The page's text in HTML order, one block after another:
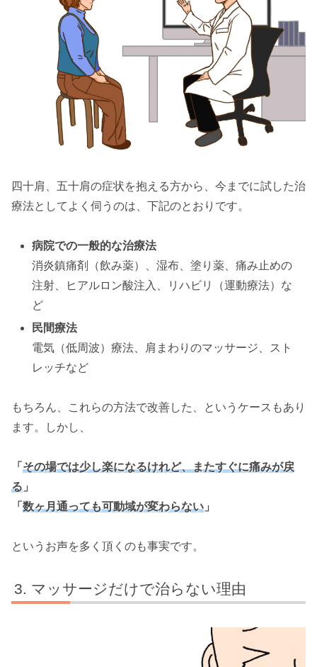
四十肩、五十肩の症状を抱える方から、今までに試した治
療法としてよく伺うのは、下記のとおりです。
病院での一般的な治療法
消炎鎮痛剤（飲み薬）、湿布、塗り薬、痛み止めの
注射、ヒアルロン酸注入、リハビリ（運動療法）な
ど
民間療法
電気（低周波）療法、肩まわりのマッサージ、スト
レッチなど
もちろん、これらの方法で改善した、というケースもあり
ます。しかし、
「 その場では少し楽になるけれど、またすぐに痛みが戻
る 」
「 数ヶ月通っても可動域が変わらない 」
というお声を多く頂くのも事実です。
マッサージだけで治らない理由